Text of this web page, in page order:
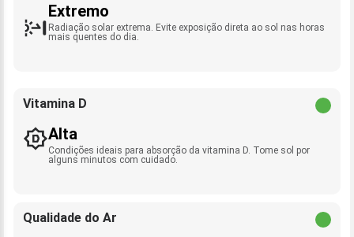
Extremo
Radiação solar extrema. Evite exposição direta ao sol nas horas
mais quentes do dia.
Vitamina D
Alta
Condições ideais para absorção da vitamina D. Tome sol por
alguns minutos com cuidado.
Qualidade do Ar